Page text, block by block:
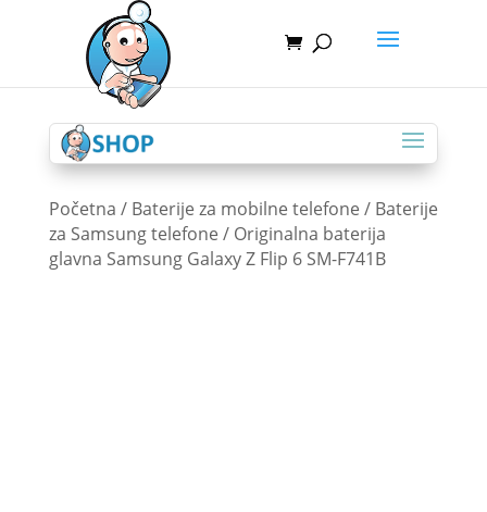
Početna / Baterije za mobilne telefone / Baterije
za Samsung telefone / Originalna baterija
glavna Samsung Galaxy Z Flip 6 SM-F741B